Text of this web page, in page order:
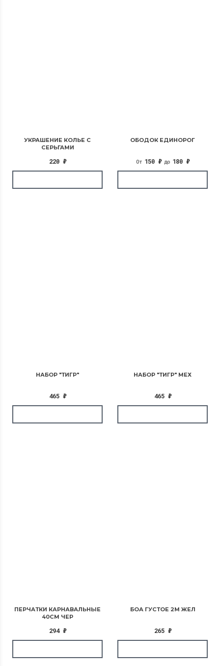
УКРАШЕНИЕ КОЛЬЕ С
СЕРЬГАМИ
220 ₽
ОБОДОК ЕДИНОРОГ
От 150 ₽до 180 ₽
НАБОР "ТИГР"
465 ₽
НАБОР "ТИГР" МЕХ
465 ₽
ПЕРЧАТКИ КАРНАВАЛЬНЫЕ
40СМ ЧЕР
294 ₽
БОА ГУСТОЕ 2М ЖЕЛ
265 ₽